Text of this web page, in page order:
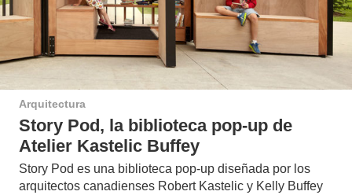
Arquitectura
Story Pod, la biblioteca pop-up de
Atelier Kastelic Buffey
Story Pod es una biblioteca pop-up diseñada por los
arquitectos canadienses Robert Kastelic y Kelly Buffey